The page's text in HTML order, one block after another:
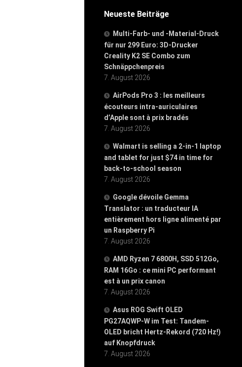
Neueste Beiträge
Multi-Farb- und -Material-Druck
für nur 299 Euro: 3D-Drucker
Creality K2 SE Combo zum
Schnäppchenpreis
7. August 2026
AirPods Pro 3 : les meilleurs
écouteurs intra-auriculaires
d’Apple sont à prix bradés
7. August 2026
Walmart is selling a 2-in-1 laptop
and tablet for just $74 in time for
back-to-school season
7. August 2026
Google dévoile Gemma
Translator : un traducteur IA
entièrement hors ligne alimenté par
un Raspberry Pi
7. August 2026
AMD Ryzen 7 6800H, SSD 512Go,
RAM 16Go : ce mini PC performant
est à un prix canon
7. August 2026
Asus ROG Swift OLED
PG27AQWP-W im Test: Tandem-
OLED bricht Hertz-Rekord (720 Hz!)
auf Knopfdruck
7. August 2026